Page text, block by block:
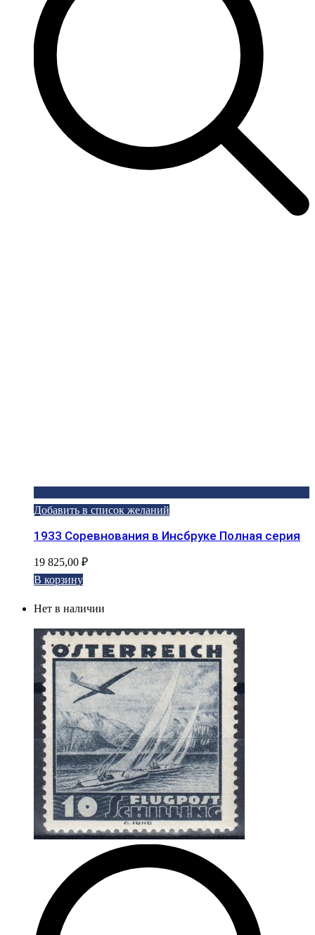
Добавить в список желаний
1933 Соревнования в Инсбруке Полная серия
19 825,00 ₽
В корзину
Нет в наличии